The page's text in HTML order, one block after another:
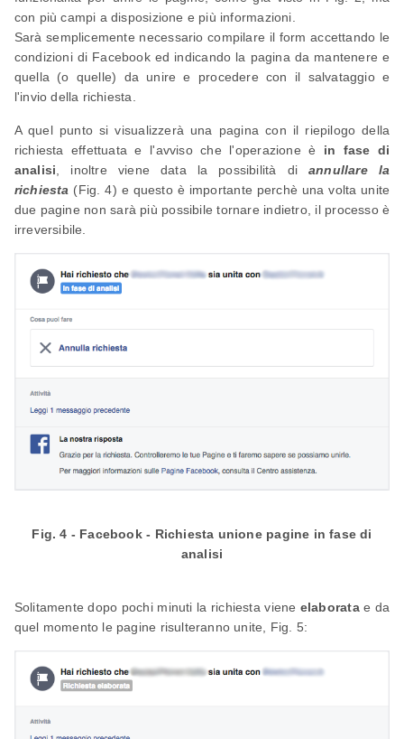
con più campi a disposizione e più informazioni.
Sarà semplicemente necessario compilare il form accettando le
condizioni di Facebook ed indicando la pagina da mantenere e
quella (o quelle) da unire e procedere con il salvataggio e
l'invio della richiesta.
A quel punto si visualizzerà una pagina con il riepilogo della
richiesta effettuata e l'avviso che l'operazione è in fase di
analisi, inoltre viene data la possibilità di annullare la
richiesta (Fig. 4) e questo è importante perchè una volta unite
due pagine non sarà più possibile tornare indietro, il processo è
irreversibile.
Fig. 4 - Facebook - Richiesta unione pagine in fase di
analisi
Solitamente dopo pochi minuti la richiesta viene elaboratae da
quel momento le pagine risulteranno unite, Fig. 5: